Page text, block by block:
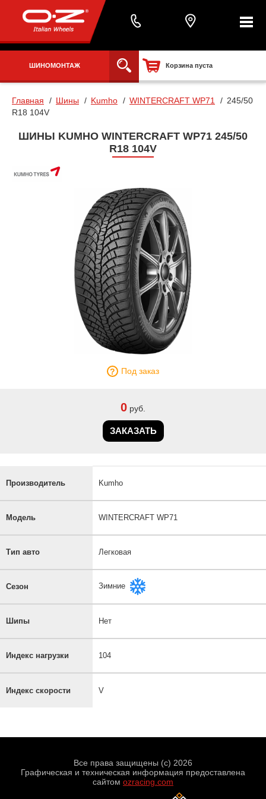
ШИНОМОНТАЖ Корзина пуста
Главная Шины Kumho WINTERCRAFT WP71
245/50
R18 104V
ШИНЫ KUMHO WINTERCRAFT WP71 245/50
R18 104V
Под заказ
0 руб.
ЗАКАЗАТЬ
Производитель Kumho
Модель WINTERCRAFT WP71
Тип авто Легковая
Сезон Зимние
Шипы Нет
Индекс нагрузки 104
Индекс скорости V
Все права защищены (с) 2026
Графическая и техническая информация предоставлена
сайтом ozracing.com